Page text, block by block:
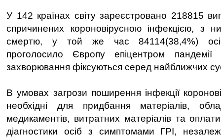
У 142 країнах світу зареєстровано 218815
спричинених короновірусною інфекцією, з
смертю, у той же час 84114(38,4%)
проголосило Європу епіцентром пандемії
захворювання фіксуються серед найближчих
В умовах загрози поширення інфекції
необхідні для придбання матеріалів,
медикаментів, витратних матеріалів та
діагностики осіб з симптомами ГРІ,